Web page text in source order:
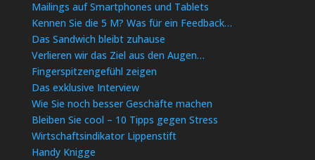
Mailings auf Smartphones und Tablets
Kennen Sie die 5 M? Was für ein Feedback…
Das Sandwich bleibt zuhause
Verlieren wir das Ziel aus den Augen…
Fingerspitzengefühl zeigen
Das exklusive Interview
Wie Sie noch besser Geschäfte machen
Bleiben Sie cool – 10 Tipps gegen Stress
Wirtschaftsindikator Lippenstift
Handy Knigge